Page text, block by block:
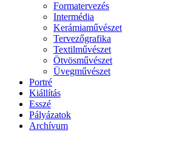
Formatervezés
Intermédia
Kerámiaművészet
Tervezőgrafika
Textilművészet
Ötvösművészet
Üvegművészet
Portré
Kiállítás
Esszé
Pályázatok
Archívum